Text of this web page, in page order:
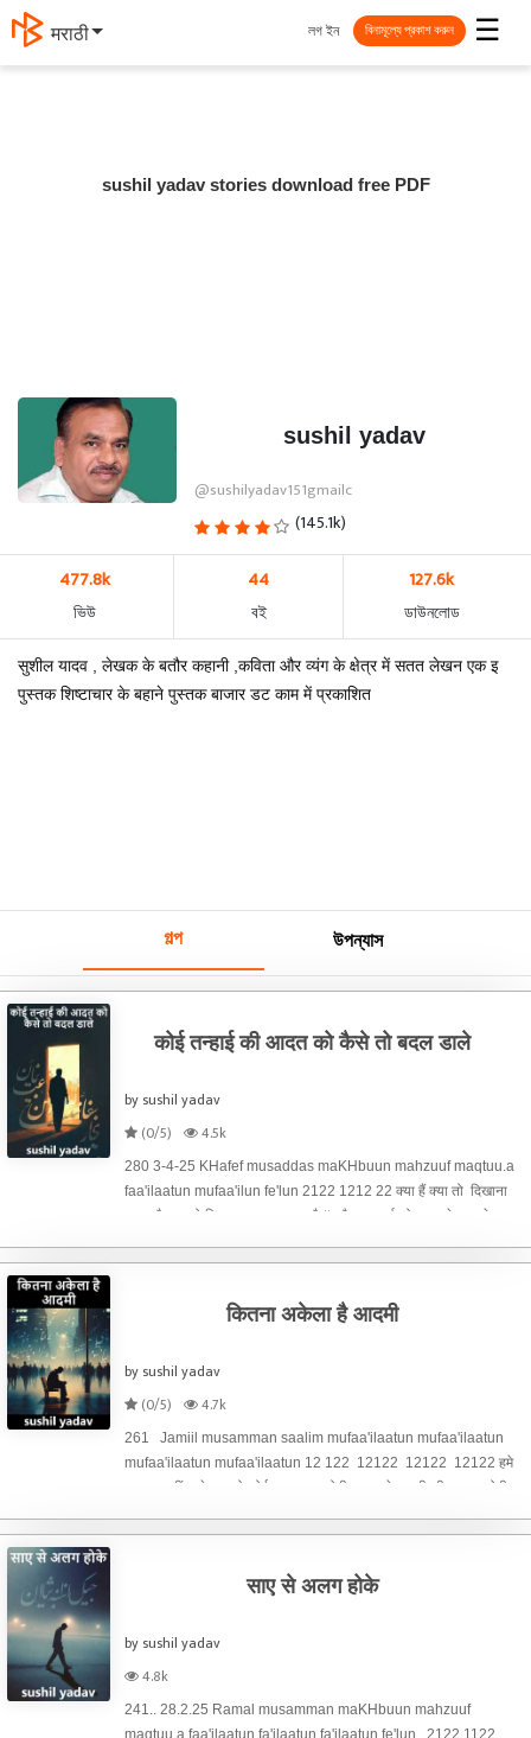
मराठी ☰
লগ ইন বিনামূল্যে প্রকাশ করুন
sushil yadav stories download free PDF
sushil yadav
@sushilyadav151gmailc
(145.1k)
477.8k
ভিউ
44
বই
127.6k
ডাউনলোড
सुशील यादव , लेखक के बतौर कहानी ,कविता और व्यंग के क्षेत्र में सतत लेखन एक इ
पुस्तक शिष्टाचार के बहाने पुस्तक बाजार डट काम में प्रकाशित
গল্প উপন্যাস
कोई तन्हाई की आदत को कैसे तो बदल डाले
by sushil yadav
(0/5)
4.5k
280 3-4-25 KHafef musaddas maKHbuun mahzuuf maqtuu.a
faa'ilaatun mufaa'ilun fe'lun 2122 1212 22 क्या हैं क्या तो दिखाना
पड़ता है खुद को कितना सजाना पड़ता है # कौन खुदगर्ज को बताए ये वक्त पे
कितना अकेला है आदमी
by sushil yadav
(0/5)
4.7k
261 Jamiil musamman saalim mufaa'ilaatun mufaa'ilaatun
mufaa'ilaatun mufaa'ilaatun 12 122 12122 12122 12122 हमे
ज़माना नहीं करे याद तो कोई बात ख़ास होगी मगर उसे आदमी की पहचान होगी
साए से अलग होके
by sushil yadav
4.8k
241.. 28.2.25 Ramal musamman maKHbuun mahzuuf
maqtuu.a faa'ilaatun fa'ilaatun fa'ilaatun fe'lun 2122 1122